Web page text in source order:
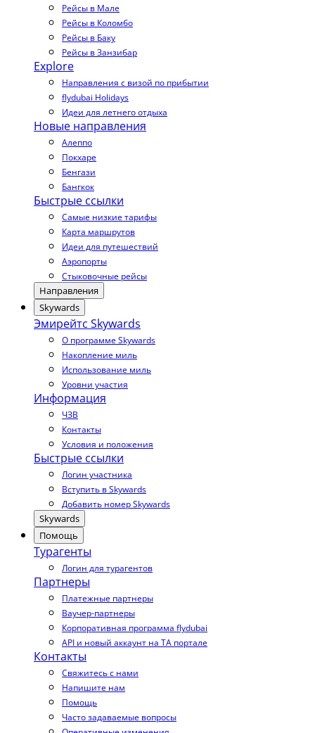
Рейсы в Мале
Рейсы в Коломбо
Рейсы в Баку
Рейсы в Занзибар
Explore
Направления с визой по прибытии
flydubai Holidays
Идеи для летнего отдыха
Новые направления
Алеппо
Покхаре
Бенгази
Бангкок
Быстрые ссылки
Самые низкие тарифы
Карта маршрутов
Идеи для путешествий
Аэропорты
Стыковочные рейсы
Направления
Skywards
Эмирейтс Skywards
О программе Skywards
Накопление миль
Использование миль
Уровни участия
Информация
ЧЗВ
Контакты
Условия и положения
Быстрые ссылки
Логин участника
Вступить в Skywards
Добавить номер Skywards
Skywards
Помощь
Турагенты
Логин для турагентов
Партнеры
Платежные партнеры
Ваучер-партнеры
Корпоративная программа flydubai
API и новый аккаунт на TA портале
Контакты
Свяжитесь с нами
Напишите нам
Помощь
Часто задаваемые вопросы